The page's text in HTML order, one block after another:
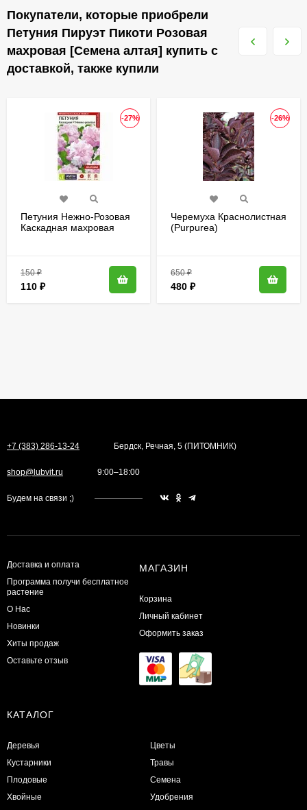
Покупатели, которые приобрели
Петуния Пируэт Пикоти Розовая
махровая [Семена алтая] купить с
доставкой, также купили
-27%
Петуния Нежно-Розовая
Каскадная махровая
150₽
110 ₽
-26%
Черемуха Краснолистная
(Purpurea)
650₽
480 ₽
+7 (383) 286-13-24 Бердск, Речная, 5 (ПИТОМНИК)
shop@lubvit.ru 9:00–18:00
Будем на связи ;)
Доставка и оплата
Программа получи бесплатное
растение
О Нас
Новинки
Хиты продаж
Оставьте отзыв
МАГАЗИН
Корзина
Личный кабинет
Оформить заказ
КАТАЛОГ
Деревья
Кустарники
Плодовые
Хвойные
Цветы
Травы
Семена
Удобрения